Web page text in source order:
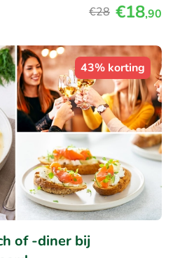
€28 €18,90
43% korting
of -diner bij